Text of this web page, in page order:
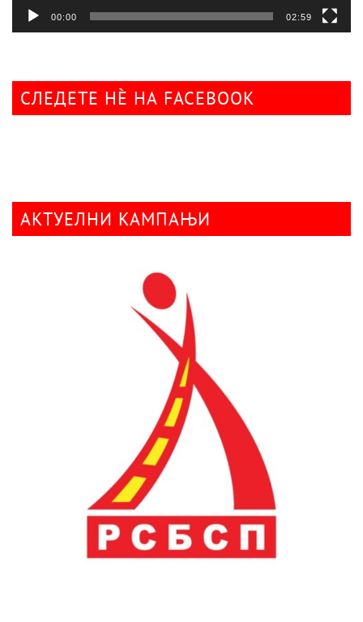
00:00 02:59
СЛЕДЕТЕ НÈ НА FACEBOOK
АКТУЕЛНИ КАМПАЊИ